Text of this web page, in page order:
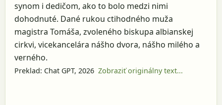
synom i dedičom, ako to bolo medzi nimi
dohodnuté. Dané rukou ctihodného muža
magistra Tomáša, zvoleného biskupa albianskej
cirkvi, vicekancelára nášho dvora, nášho milého a
verného.
Preklad: Chat GPT, 2026 Zobraziť originálny text...